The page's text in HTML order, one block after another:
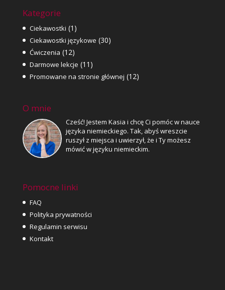
Kategorie
Ciekawostki (1)
Ciekawostki językowe (30)
Ćwiczenia (12)
Darmowe lekcje (11)
Promowane na stronie głównej (12)
O mnie
Cześć! Jestem Kasia i chcę Ci pomóc w nauce
języka niemieckiego. Tak, abyś wreszcie
ruszył z miejsca i uwierzył, że i Ty możesz
mówić w języku niemieckim.
Pomocne linki
FAQ
Polityka prywatności
Regulamin serwisu
Kontakt